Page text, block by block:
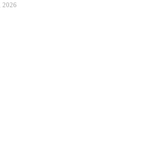
2026